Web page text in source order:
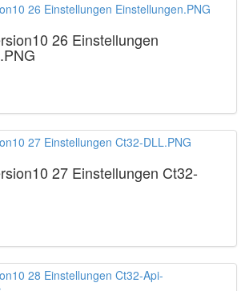
26 Einstellungen
27 Einstellungen Ct32-